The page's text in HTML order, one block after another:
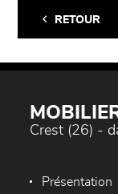
RETOUR
Crest (26) -
Présentation